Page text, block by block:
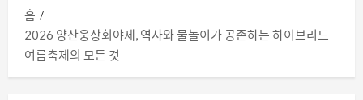
메
뉴
홈
2026 양산웅상회야제, 역사와 물놀이가 공존하는 하이브리드
여름축제의 모든 것